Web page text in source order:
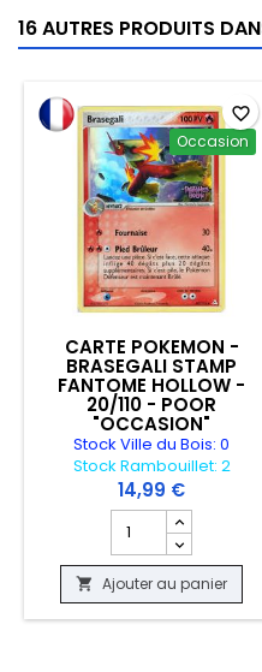
16 AUTRES PRODUITS
Occasion
CARTE POKEMON -
BRASEGALI STAMP
FANTOME HOLLOW -
20/110 - POOR
"OCCASION"
Stock Ville du Bois: 0
Stock Rambouillet: 2
14,99 €
Champ quantité du
 Ajouter au panier
favorite_border